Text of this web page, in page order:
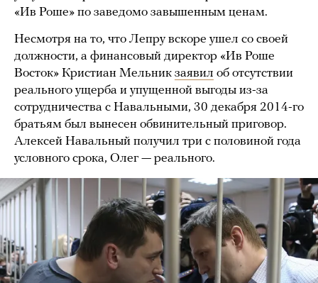
«Ив Роше» по заведомо завышенным ценам.
Несмотря на то, что Лепру вскоре ушел со своей
должности, а финансовый директор «Ив Роше
Восток» Кристиан Мельник заявил об отсутствии
реаль­ного ущерба и упущен­ной выгоды из-за
сотрудничества с Навальными, 30 декабря 2014-го
братьям был вынесен обвинительный приговор.
Алексей Навальный получил три с половиной года
условного срока, Олег — реального.